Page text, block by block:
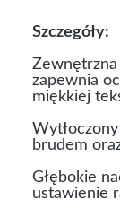
Szczegóły:
Zewnętrzna
zapewnia
miękkiej
brudem
Głębokie
ustawienie